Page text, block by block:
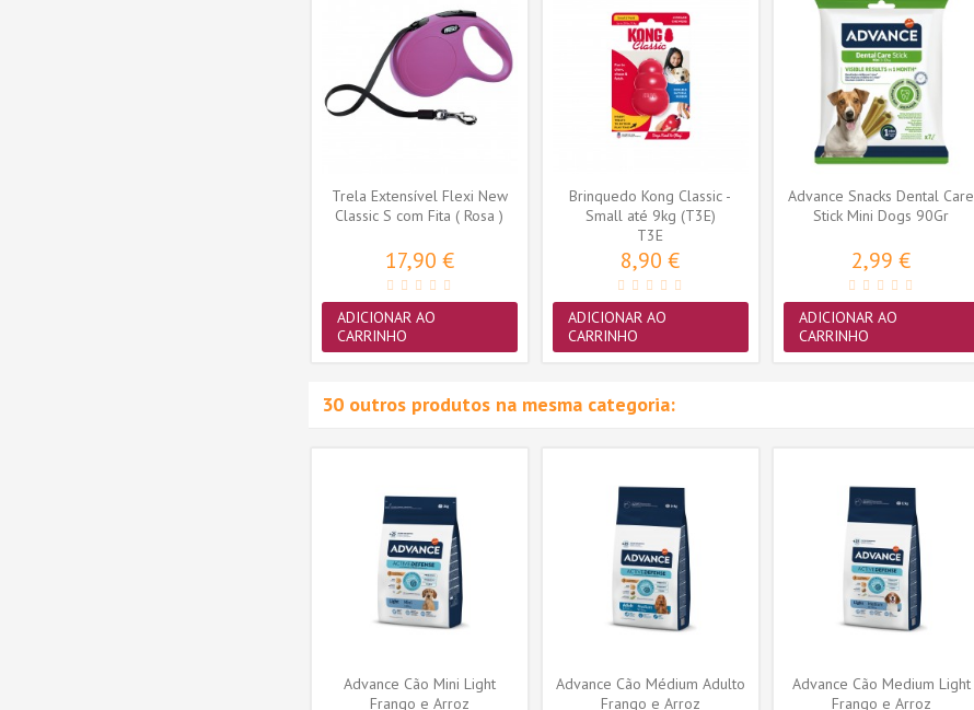
Trela Extensível Flexi New
Classic S com Fita ( Rosa )
17,90 €
ADICIONAR AO
CARRINHO
Brinquedo Kong Classic -
Small até 9kg (T3E)
T3E
8,90 €
ADICIONAR AO
CARRINHO
Advance Snacks Dental Care
Stick Mini Dogs 90Gr
2,99 €
ADICIONAR AO
CARRINHO
30 outros produtos na mesma categoria:
Advance Cão Mini Light
Frango e Arroz
Advance Cão Médium Adulto
Frango e Arroz
Advance Cão Medium Light
Frango e Arroz